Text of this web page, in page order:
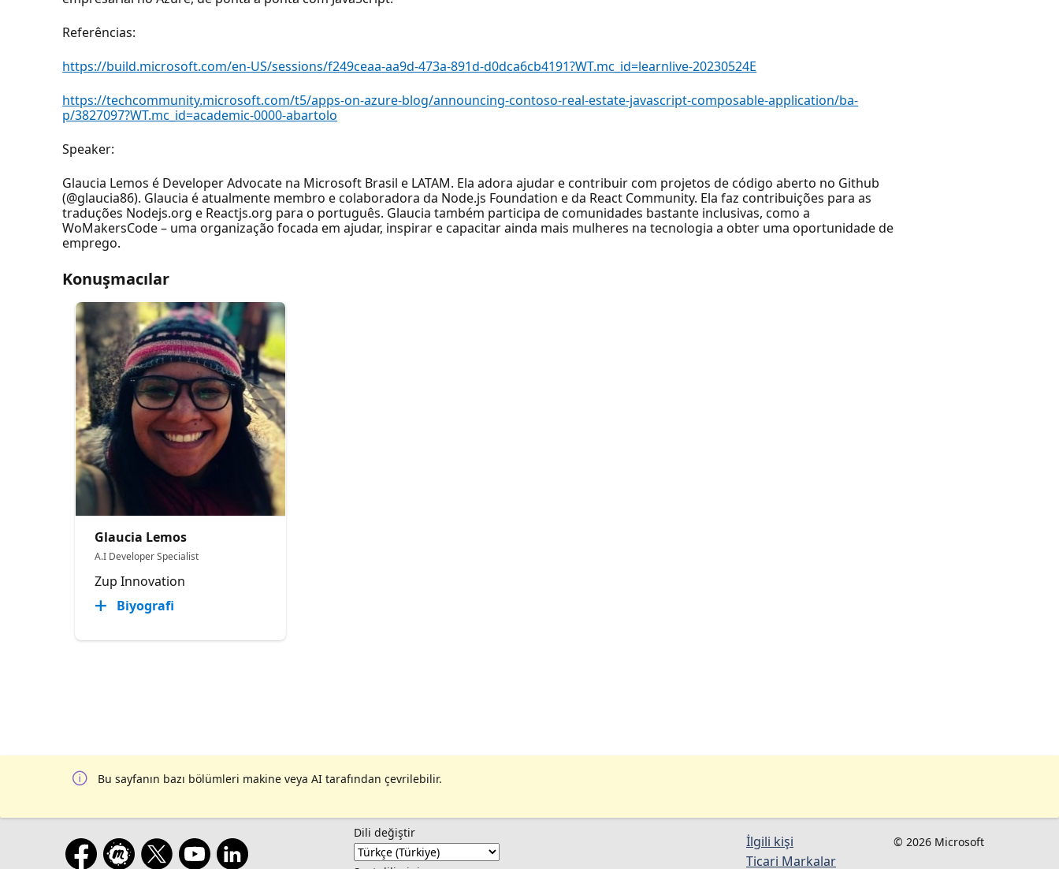
Referências:
https://build.microsoft.com/en-US/sessions/f249ceaa-aa9d-473a-891d-d0dca6cb4191?WT.mc_id=learnlive-20230524E
https://techcommunity.microsoft.com/t5/apps-on-azure-blog/announcing-contoso-real-estate-javascript-composable-application/ba-
p/3827097?WT.mc_id=academic-0000-abartolo
Speaker:
Glaucia Lemos é Developer Advocate na Microsoft Brasil e LATAM. Ela adora ajudar e contribuir com projetos de código aberto no Github
(@glaucia86). Glaucia é atualmente membro e colaboradora da Node.js Foundation e da React Community. Ela faz contribuições para as
traduções Nodejs.org e Reactjs.org para o português. Glaucia também participa de comunidades bastante inclusivas, como a
WoMakersCode – uma organização focada em ajudar, inspirar e capacitar ainda mais mulheres na tecnologia a obter uma oportunidade de
emprego.
Konuşmacılar
Glaucia Lemos
A.I Developer Specialist
Zup Innovation
Biyografi
Bu sayfanın bazı bölümleri makine veya AI tarafından çevrilebilir.
Dili değiştir
İlgili kişi
Ticari Markalar
© 2026 Microsoft